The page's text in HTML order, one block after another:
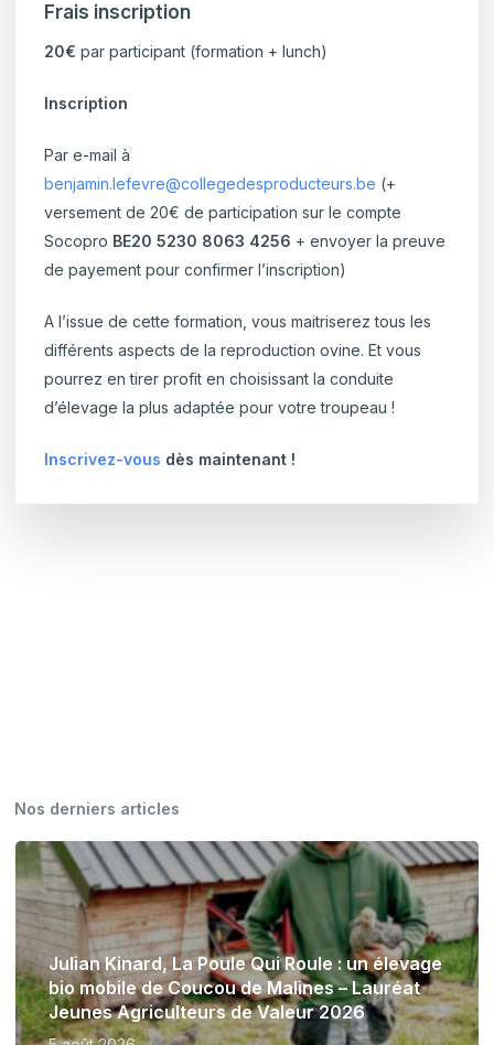
Frais inscription
20€ par participant (formation + lunch)
Inscription
Par e-mail à
benjamin.lefevre@collegedesproducteurs.be (+
versement de 20€ de participation sur le compte
Socopro BE20 5230 8063 4256 + envoyer la preuve
de payement pour confirmer l’inscription)
A l’issue de cette formation, vous maitriserez tous les
différents aspects de la reproduction ovine. Et vous
pourrez en tirer profit en choisissant la conduite
d’élevage la plus adaptée pour votre troupeau !
Inscrivez-vous dès maintenant !
Nos derniers articles
Julian Kinard, La Poule Qui Roule : un élevage
bio mobile de Coucou de Malines – Lauréat
Jeunes Agriculteurs de Valeur 2026